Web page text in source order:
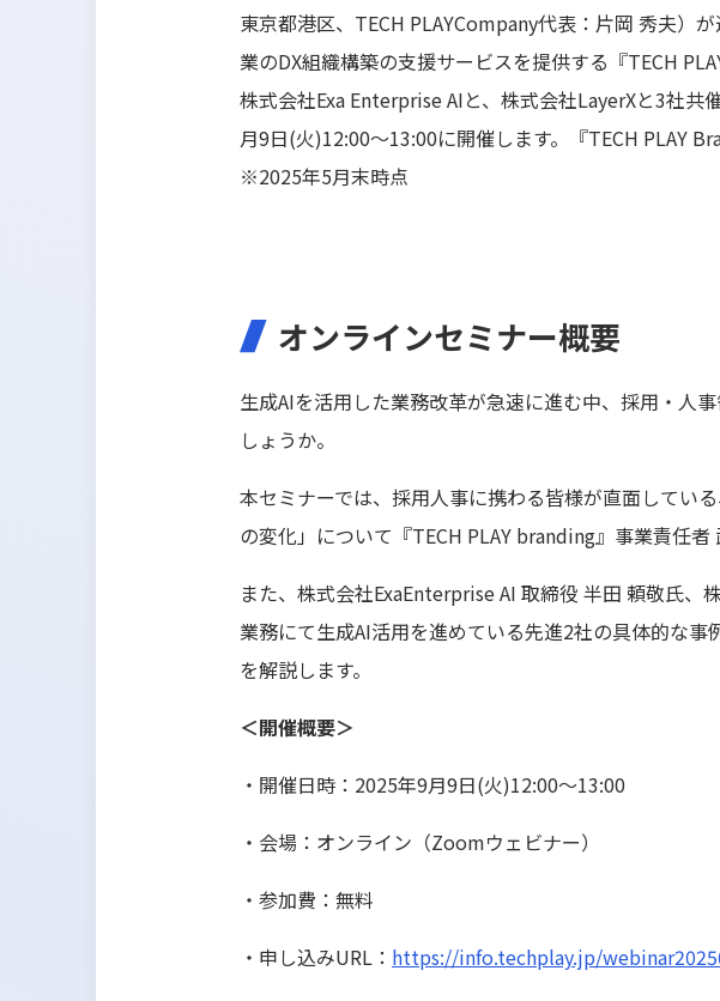
東京都港区、TECH PLAYCompany代表：片岡 秀夫）
業のDX組織構築の支援サービスを提供する『TECH
株式会社Exa Enterprise AIと、株式会社LayerXと3社
月9日(火)12:00～13:00に開催します。『TECH PLAY
※2025年5月末時点
オンラインセミナー概要
生成AIを活用した業務改革が急速に進む中、採用・人
しょうか。
本セミナーでは、採用人事に携わる皆様が直面してい
の変化」について『TECH PLAY branding』事業責任者
また、株式会社ExaEnterprise AI 取締役 半田 頼敬氏、
業務にて生成AI活用を進めている先進2社の具体的な
を解説します。
＜開催概要＞
・開催日時：2025年9月9日(火)12:00～13:00
・会場：オンライン（Zoomウェビナー）
・参加費：無料
・申し込みURL： https://info.techplay.jp/